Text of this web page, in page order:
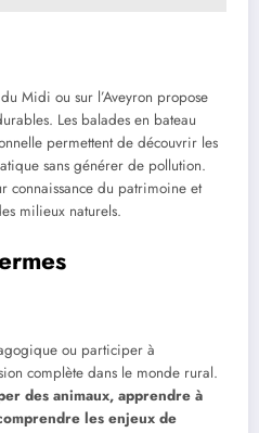
Midi ou sur l’Aveyron propose
Les balades en bateau
permettent de découvrir les
sans générer de pollution.
connaissance du patrimoine et
milieux naturels.
ou participer à
complète dans le monde rural.
des animaux, apprendre à
les enjeux de